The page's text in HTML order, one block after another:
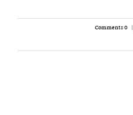
|
0 Comments